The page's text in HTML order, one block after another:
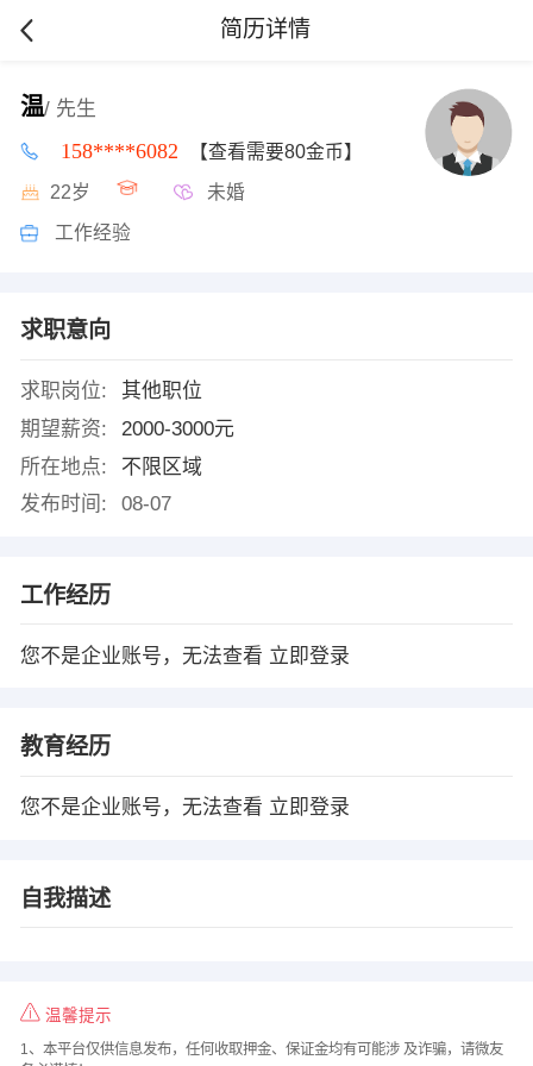
简历详情
温/ 先生
158****6082 【查看需要80金币】
22岁 未婚
工作经验
求职意向
求职岗位:
其他职位
期望薪资:
2000-3000元
所在地点:
不限区域
发布时间:
08-07
工作经历
您不是企业账号，无法查看 立即登录
教育经历
您不是企业账号，无法查看 立即登录
自我描述
温馨提示
1、本平台仅供信息发布，任何收取押金、保证金均有可能涉 及诈骗，请微友